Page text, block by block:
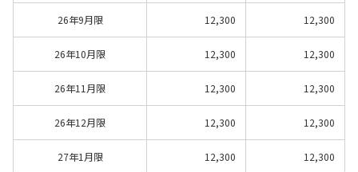
26年9月限 12,300 12,300
26年10月限 12,300 12,300
26年11月限 12,300 12,300
26年12月限 12,300 12,300
27年1月限 12,300 12,300